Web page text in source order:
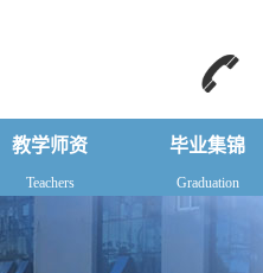
教学师资
Teachers
毕业集锦
Graduation